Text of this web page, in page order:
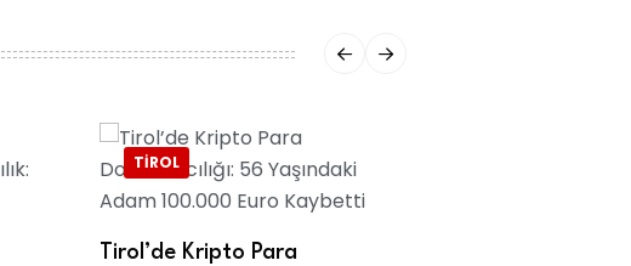
TIROL
Tirol’de Kripto Para